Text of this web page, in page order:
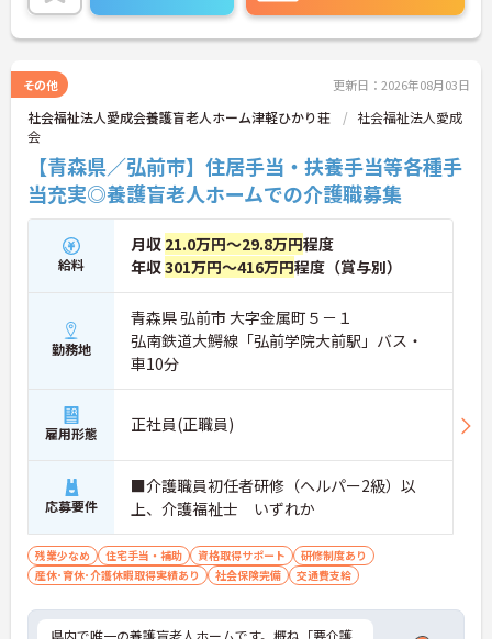
その他 更新日：2026年08月03日
社会福祉法人愛成会養護盲老人ホーム津軽ひかり荘
社会福祉法人愛成
会
【青森県／弘前市】住居手当・扶養手当等各種手
当充実◎養護盲老人ホームでの介護職募集
給料
月収 21.0万円～29.8万円程度
年収301万円～416万円程度（賞与別）
勤務地
青森県 弘前市 大字金属町５－１
弘南鉄道大鰐線「弘前学院大前駅」バス・
車10分
雇用形態 正社員(正職員)
応募要件
■介護職員初任者研修（ヘルパー2級）以
上、介護福祉士 いずれか
残業少なめ 住宅手当・補助 資格取得サポート
研修制度あり
産休･育休･介護休暇取得実績あり
社会保険完備 交通費支給
県内で唯一の養護盲老人ホームです。概ね「要介護